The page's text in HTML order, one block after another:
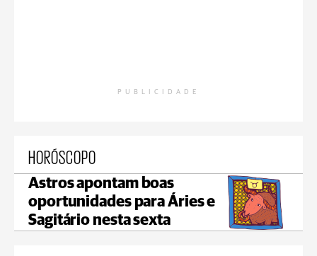
PUBLICIDADE
HORÓSCOPO
Astros apontam boas
oportunidades para Áries e
Sagitário nesta sexta